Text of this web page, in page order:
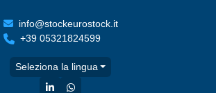
info@stockeurostock.it
+39 05321824599
Seleziona la lingua
linkedinwhatsapp